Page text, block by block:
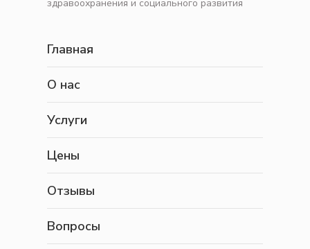
здравоохранения и социального развития
Главная
О нас
Услуги
Цены
Отзывы
Вопросы